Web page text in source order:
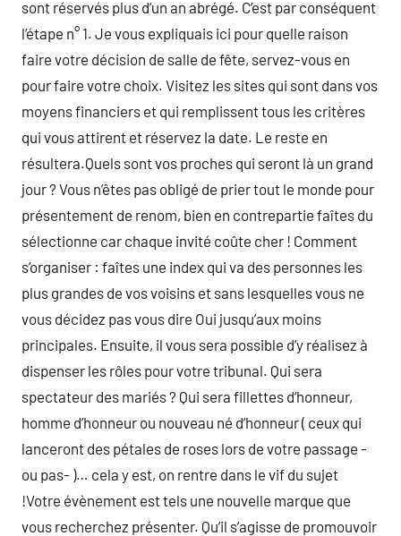
sont réservés plus d’un an abrégé. C’est par conséquent
l’étape n° 1. Je vous expliquais ici pour quelle raison
faire votre décision de salle de fête, servez-vous en
pour faire votre choix. Visitez les sites qui sont dans vos
moyens financiers et qui remplissent tous les critères
qui vous attirent et réservez la date. Le reste en
résultera.Quels sont vos proches qui seront là un grand
jour ? Vous n’êtes pas obligé de prier tout le monde pour
présentement de renom, bien en contrepartie faîtes du
sélectionne car chaque invité coûte cher ! Comment
s’organiser : faîtes une index qui va des personnes les
plus grandes de vos voisins et sans lesquelles vous ne
vous décidez pas vous dire Oui jusqu’aux moins
principales. Ensuite, il vous sera possible d’y réalisez à
dispenser les rôles pour votre tribunal. Qui sera
spectateur des mariés ? Qui sera fillettes d’honneur,
homme d’honneur ou nouveau né d’honneur ( ceux qui
lanceront des pétales de roses lors de votre passage -
ou pas- )… cela y est, on rentre dans le vif du sujet
!Votre évènement est tels une nouvelle marque que
vous recherchez présenter. Qu’il s’agisse de promouvoir